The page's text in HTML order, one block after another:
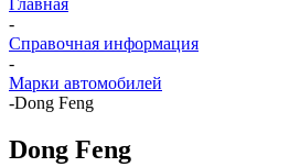
Главная
-
Справочная информация
-
Марки автомобилей
-Dong Feng
Dong Feng